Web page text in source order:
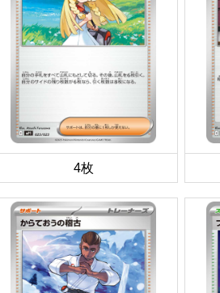
4枚